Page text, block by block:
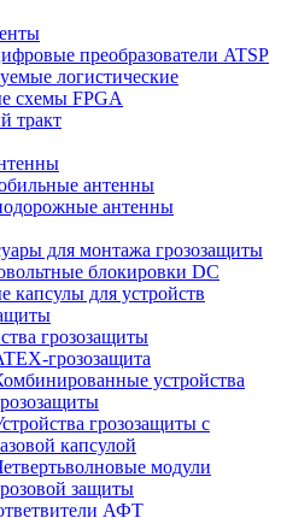
преобразователи ATSP
логистические
схемы FPGA
тракт
антенны
антенны
для монтажа грозозащиты
блокировки DC
капсулы для устройств
грозозащиты
грозозащита
устройства
грозозащиты с
капсулой
модули
защиты
АФТ